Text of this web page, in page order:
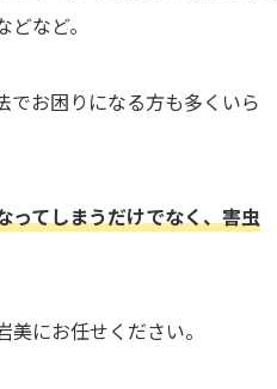
など。
でお困りになる方も多くいら
ってしまうだけでなく、害虫
にお任せください。